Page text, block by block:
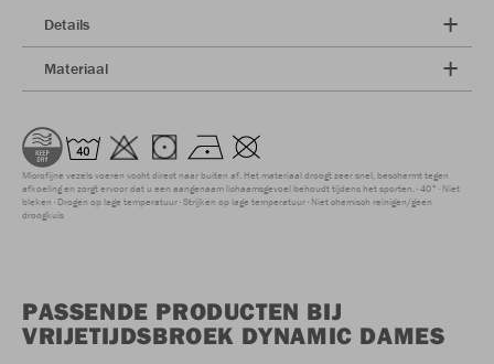
Details
Materiaal
Microfijne vezels voeren vocht direct naar buiten af. Het materiaal droogt zeer snel, beschermt tegen
afkoeling en zorgt ervoor dat u een aangenaam lichaamsgevoel behoudt tijdens het sporten. 40° Niet
bleken Drogen op lage temperatuur Strijken op lage temperatuur Niet chemisch reinigen/geen
droogkuis
PASSENDE PRODUCTEN BIJ
VRIJETIJDSBROEK DYNAMIC DAMES